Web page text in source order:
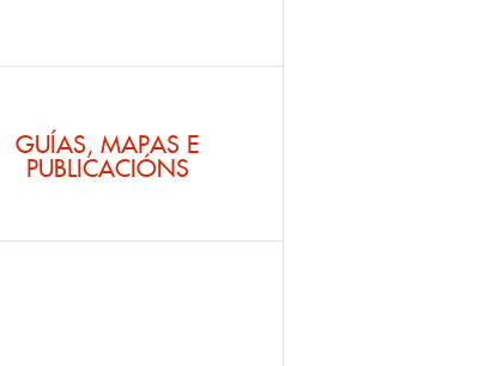
GUÍAS, MAPAS E
PUBLICACIÓNS